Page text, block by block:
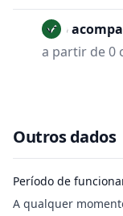
Não
a partir de 0
Outros dados
Período de
A qualquer